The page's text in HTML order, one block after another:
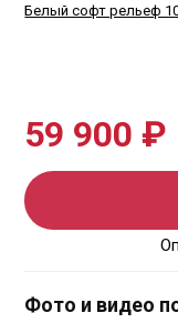
59 900 ₽
Фото и видео